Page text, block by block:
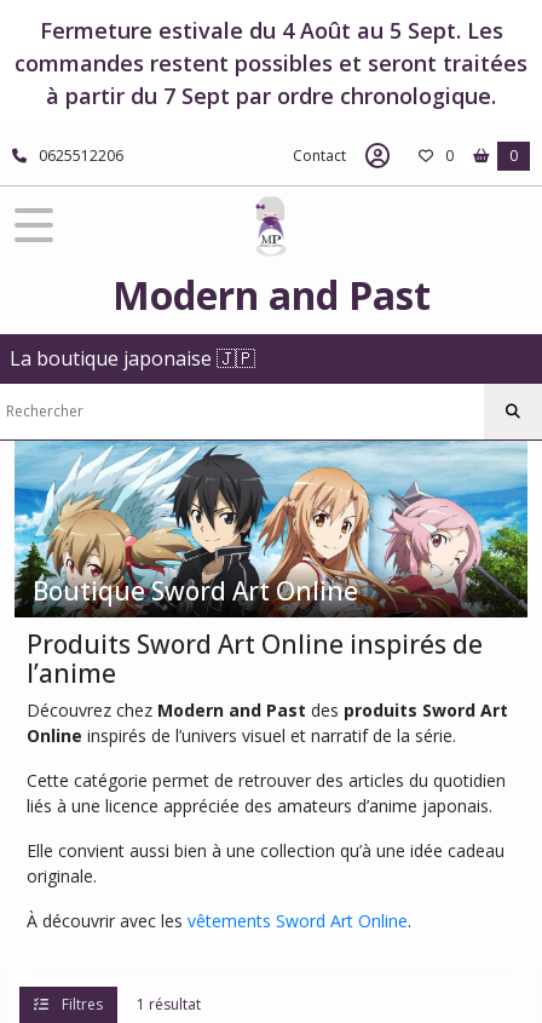
Fermeture estivale du 4 Août au 5 Sept. Les
commandes restent possibles et seront traitées
à partir du 7 Sept par ordre chronologique.
0625512206 Contact 0 0
Modern and Past
La boutique japonaise 🇯🇵
Boutique Sword Art Online
Produits Sword Art Online inspirés de
l’anime
Découvrez chez Modern and Past des produits Sword Art
Online inspirés de l’univers visuel et narratif de la série.
Cette catégorie permet de retrouver des articles du quotidien
liés à une licence appréciée des amateurs d’anime japonais.
Elle convient aussi bien à une collection qu’à une idée cadeau
originale.
À découvrir avec les vêtements Sword Art Online.
Filtres 1 résultat
Fermer
FILTRES
Tous
Animes
et
Online
Vêtements
-
Sword
Art
Online
(1)
Afficher
résultats